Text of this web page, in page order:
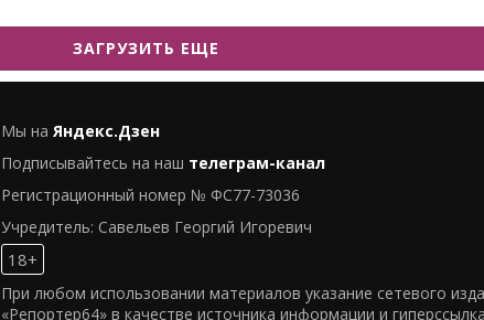
ЗАГРУЗИТЬ ЕЩЕ
Мы на Яндекс.Дзен
Подписывайтесь на наш телеграм-канал
Регистрационный номер № ФС77-73036
Учредитель: Савельев Георгий Игоревич
18+
При любом использовании материалов указание сетевого
«Репортер64» в качестве источника информации и